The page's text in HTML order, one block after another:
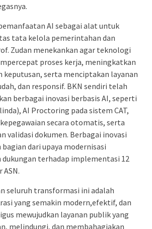
AI sebagai alat untuk
tata kelola pemerintahan dan
Zudan menekankan agar teknologi
proses kerja, meningkatkan
keputusan, serta menciptakan layanan
dan responsif. BKN sendiri telah
berbagai inovasi berbasis AI, seperti
AI Proctoring pada sistem CAT,
secara otomatis, serta
validasi dokumen. Berbagai inovasi
dari upaya modernisasi
dukungan terhadap implementasi 12
seluruh transformasi ini adalah
yang semakin modern,efektif, dan
mewujudkan layanan publik yang
melindungi, dan membahagiakan